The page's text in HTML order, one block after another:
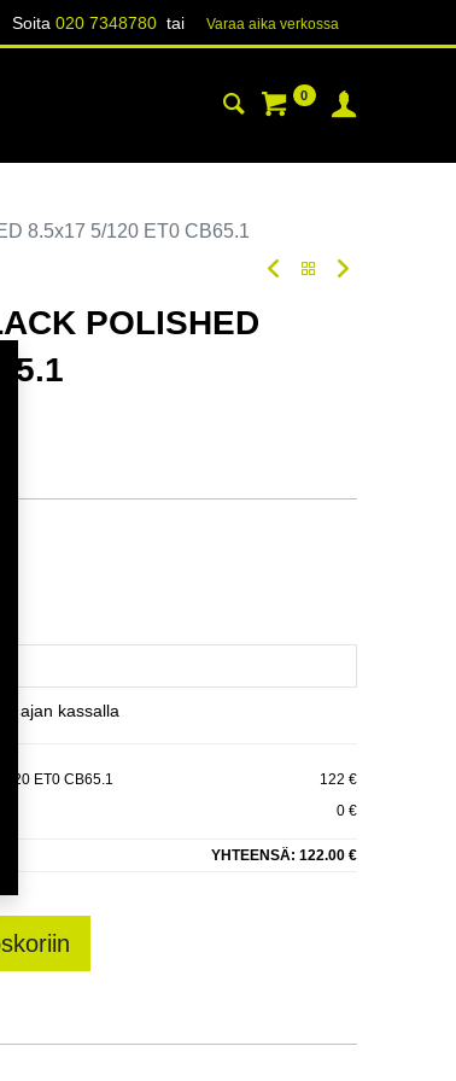
Soita 020 7348780tai Varaa aika verk​​​​ossa
0
8.5x17 5/120 ET0 CB65.1
POLISHED
ajan kassalla
ET0 CB65.1
122 €
0 €
YHTEENSÄ: 122.00 €